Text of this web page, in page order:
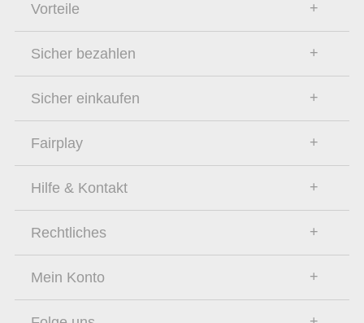
Vorteile
Sicher bezahlen
Sicher einkaufen
Fairplay
Hilfe & Kontakt
Rechtliches
Mein Konto